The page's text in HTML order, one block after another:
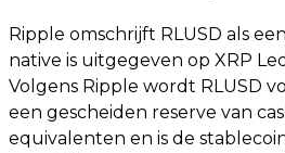
Ripple omschrijft RLUSD als
native is uitgegeven op XRP
Volgens Ripple wordt RLUSD
een gescheiden reserve van
equivalenten en is de